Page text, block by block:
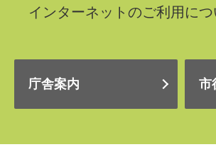
インターネットのご利用につ
庁舎案内 市